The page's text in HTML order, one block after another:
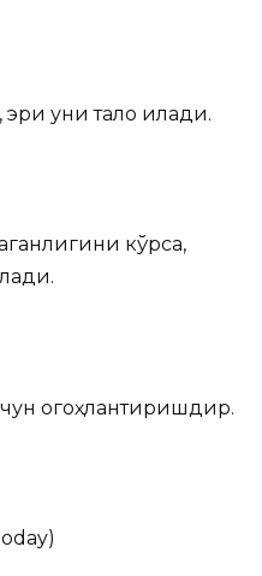
уни талоқ қилади.
кўрса,
огоҳлантиришдир.